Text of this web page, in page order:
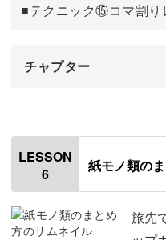
■テクニック⑮コマ割り
チャプター
はじめに
使用材料・道具
今回のレッスンのポイ
LESSON
6
紙モノ類の
旅先